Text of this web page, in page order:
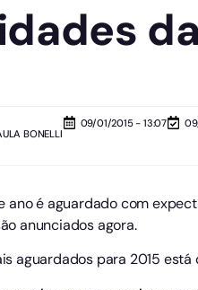
BONELLI
09/01/2015 - 13:07
ano é aguardado com
anunciados agora.
aguardados para 2015